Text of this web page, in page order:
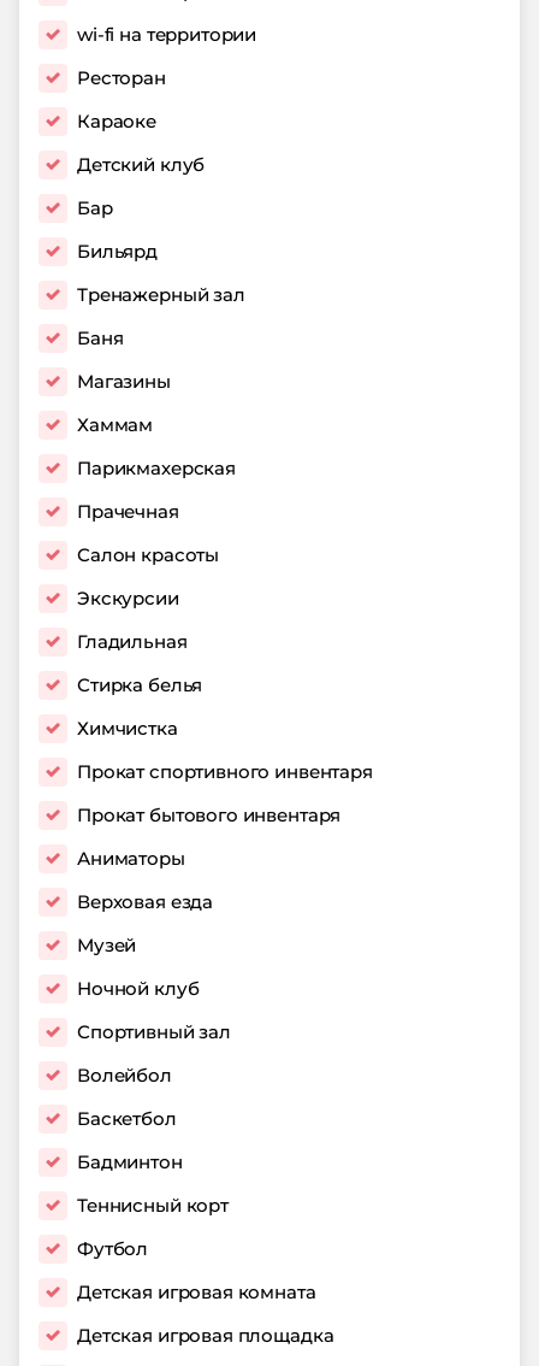
wi-fi на территории
Ресторан
Караоке
Детский клуб
Бар
Бильярд
Тренажерный зал
Баня
Магазины
Хаммам
Парикмахерская
Прачечная
Салон красоты
Экскурсии
Гладильная
Стирка белья
Химчистка
Прокат спортивного инвентаря
Прокат бытового инвентаря
Аниматоры
Верховая езда
Музей
Ночной клуб
Спортивный зал
Волейбол
Баскетбол
Бадминтон
Теннисный корт
Футбол
Детская игровая комната
Детская игровая площадка